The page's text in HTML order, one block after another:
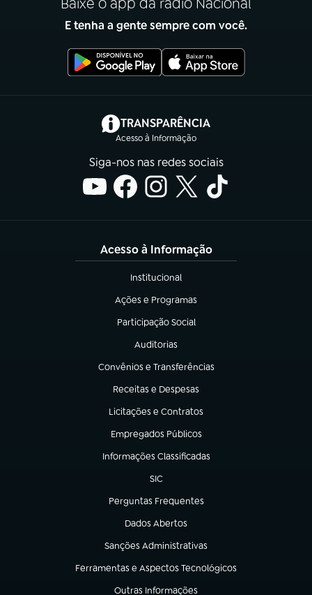
E tenha a gente sempre com você.
TRANSPARÊNCIA
Acesso à Informação
(abre em nova aba)
Siga-nos nas redes sociais
Acesso à Informação
Institucional
(abre em nova aba)
Ações e Programas
(abre em nova aba)
Participação Social
(abre em nova aba)
Auditorias
(abre em nova aba)
Convênios e Transferências
(abre em nova aba)
Receitas e Despesas
(abre em nova aba)
Licitações e Contratos
(abre em nova aba)
Empregados Públicos
(abre em nova aba)
Informações Classificadas
(abre em nova aba)
SIC
(abre em nova aba)
Perguntas Frequentes
(abre em nova aba)
Dados Abertos
(abre em nova aba)
Sanções Administrativas
(abre em nova aba)
Ferramentas e Aspectos Tecnológicos
(abre em nova aba)
Outras Informações